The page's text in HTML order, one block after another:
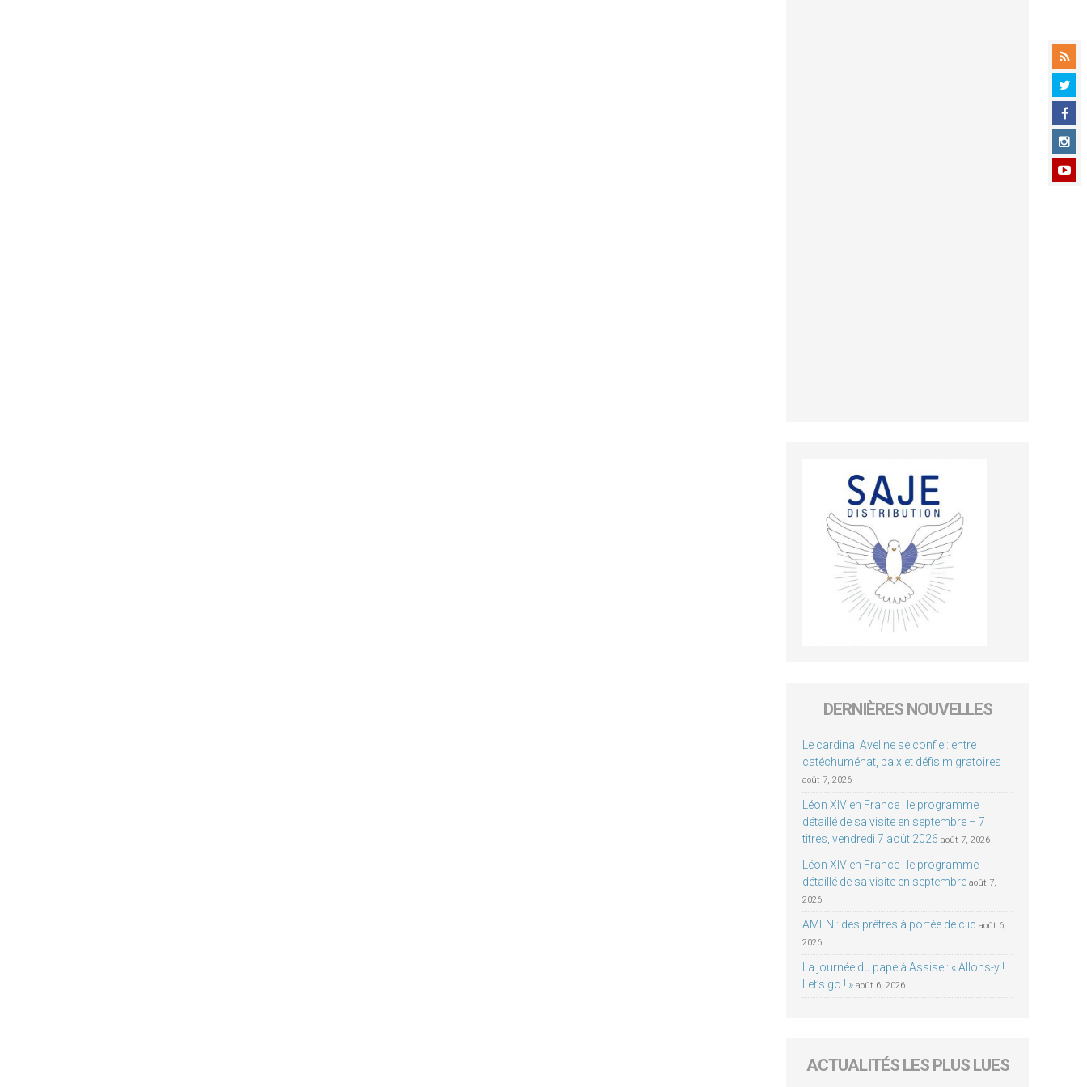
DERNIÈRES NOUVELLES
Le cardinal Aveline se confie : entre
catéchuménat, paix et défis migratoires
août 7, 2026
Léon XIV en France : le programme
détaillé de sa visite en septembre – 7
titres, vendredi 7 août 2026 août 7, 2026
Léon XIV en France : le programme
détaillé de sa visite en septembre août 7,
2026
AMEN : des prêtres à portée de clic août 6,
2026
La journée du pape à Assise : « Allons-y !
Let’s go ! » août 6, 2026
ACTUALITÉS LES PLUS LUES